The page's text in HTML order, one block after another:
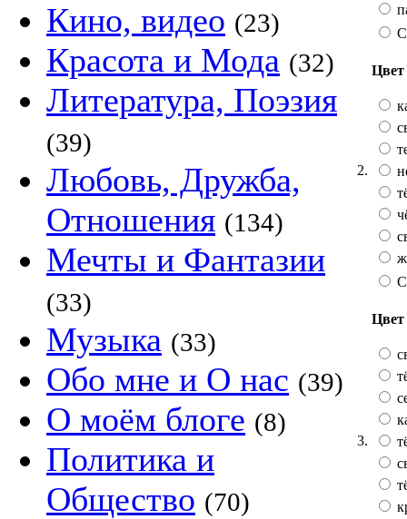
Кино, видео (23)
Красота и Мода (32)
Литература, Поэзия
(39)
Любовь, Дружба,
Отношения (134)
Мечты и Фантазии
(33)
Музыка (33)
Обо мне и О нас (39)
О моём блоге (8)
Политика и
Общество (70)
2.
Цвет
3.
Цвет